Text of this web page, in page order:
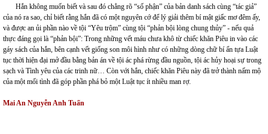
Hắn không muốn biết và sau đó chẳng rõ “số phận” của bản danh sách cùng “tác giả”
của nó ra sao, chỉ biết rằng hắn đã có một nguyên cớ để lý giải thêm bí mật giấc mơ đêm ấy,
và được an ủi phần nào về tội “Yêu trộm” cùng tội “phản bội lòng chung thủy” - nếu quả
thực đáng gọi là “phản bội”: Trong những vết máu chưa khô từ chiếc khăn Piêu in vào các
gáy sách của hắn, bên cạnh vết giống son môi hình như có những dòng chữ bí ẩn tựa Luật
tục thời hiện đại mở đầu bằng bản án về tội ác phá rừng đầu nguồn, tội ác hủy hoại sự trong
sạch và Tình yêu của các trinh nữ… Còn với hắn, chiếc khăn Piêu này đã trở thành nấm mộ
của một mối tình đã góp phần phá bỏ một Luật tục ít nhiều man rợ.
Mai An Nguyễn Anh Tuấn